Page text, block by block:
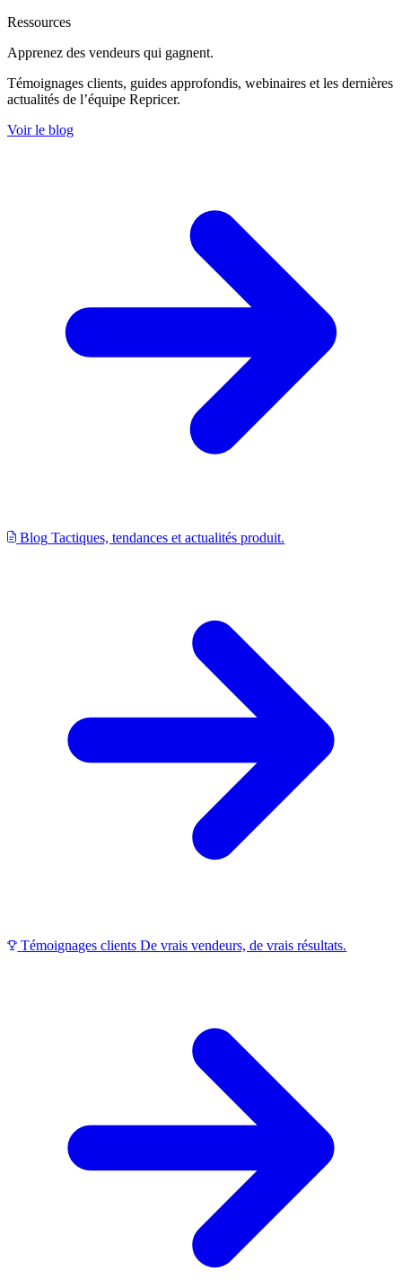
Ressources
Apprenez des vendeurs qui gagnent.
Témoignages clients, guides approfondis, webinaires et les dernières
actualités de l’équipe Repricer.
Voir le blog
Blog Tactiques, tendances et actualités produit.
Témoignages clients De vrais vendeurs, de vrais résultats.